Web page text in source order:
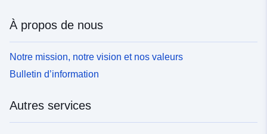
À propos de nous
Notre mission, notre vision et nos valeurs
Bulletin d’information
Autres services